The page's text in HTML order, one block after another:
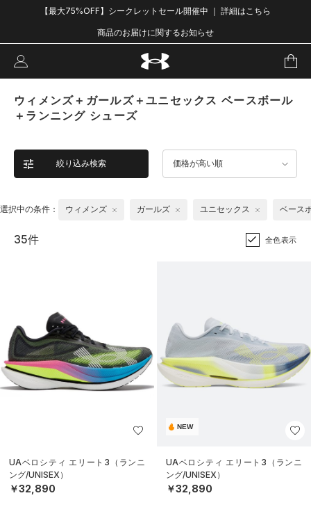
【最大75%OFF】シークレットセール開催中 ｜ 詳細はこちら
商品のお届けに関するお知らせ
ウィメンズ＋ガールズ＋ユニセックス ベースボール
＋ランニング シューズ
絞り込み検索 価格が高い順
選択中の条件： ウィメンズ ガールズ ユニセックス ベース
35件 全色表示
UAベロシティ エリート3（ランニ
ング/UNISEX）
￥32,890
NEW
UAベロシティ エリート3（ランニ
ング/UNISEX）
￥32,890